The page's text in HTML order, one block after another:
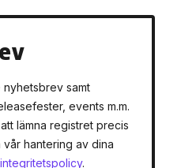
nyhetsbrev samt
events m.m.
lämna registret precis
vår hantering av dina
integritetspolicy.